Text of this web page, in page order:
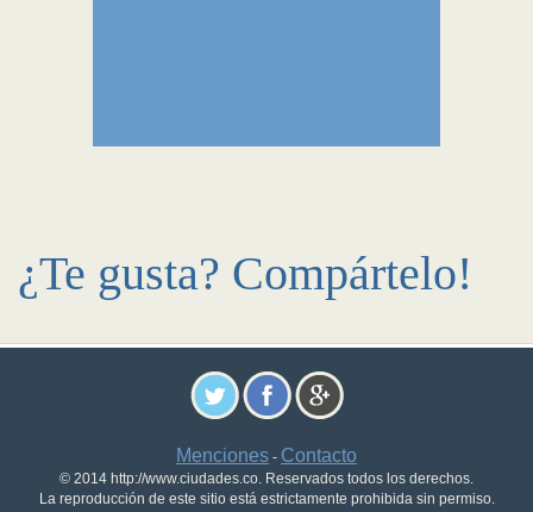
¿Te gusta? Compártelo!
Menciones - Contacto
© 2014 http://www.ciudades.co. Reservados todos los derechos.
La reproducción de este sitio está estrictamente prohibida sin permiso.